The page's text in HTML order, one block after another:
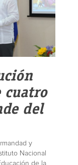
cuatro
del
y
Nacional
de la